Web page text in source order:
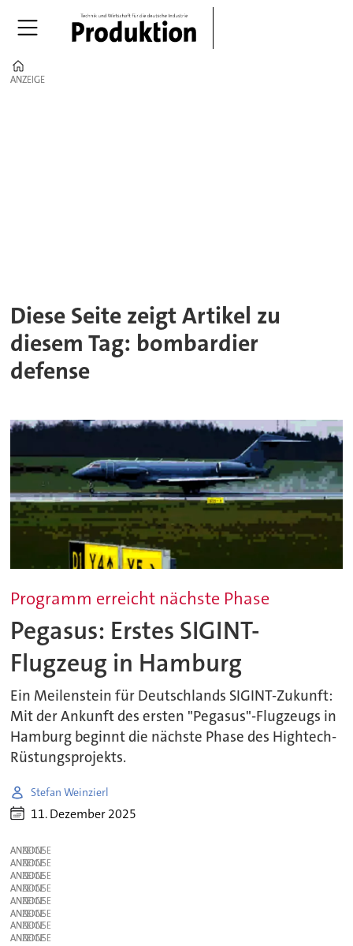
ANZEIGE
ANZEIGE
Diese Seite zeigt Artikel zu
diesem Tag: bombardier
defense
Programm erreicht nächste Phase
Pegasus: Erstes SIGINT-
Flugzeug in Hamburg
Ein Meilenstein für Deutschlands SIGINT-Zukunft:
Mit der Ankunft des ersten "Pegasus"-Flugzeugs in
Hamburg beginnt die nächste Phase des Hightech-
Rüstungsprojekts.
Stefan Weinzierl
11. Dezember 2025
ANZEIGE
ANZEIGE
ANZEIGE
ANZEIGE
ANZEIGE
ANZEIGE
ANZEIGE
ANZEIGE